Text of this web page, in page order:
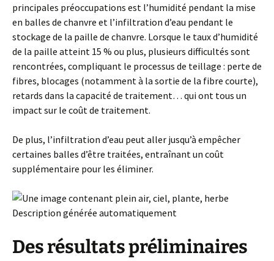
principales préoccupations est l’humidité pendant la mise
en balles de chanvre et l’infiltration d’eau pendant le
stockage de la paille de chanvre. Lorsque le taux d’humidité
de la paille atteint 15 % ou plus, plusieurs difficultés sont
rencontrées, compliquant le processus de teillage : perte de
fibres, blocages (notamment à la sortie de la fibre courte),
retards dans la capacité de traitement… qui ont tous un
impact sur le coût de traitement.
De plus, l’infiltration d’eau peut aller jusqu’à empêcher
certaines balles d’être traitées, entraînant un coût
supplémentaire pour les éliminer.
Des résultats préliminaires